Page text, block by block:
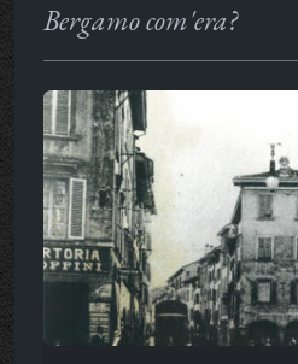
Bergamo com'era?